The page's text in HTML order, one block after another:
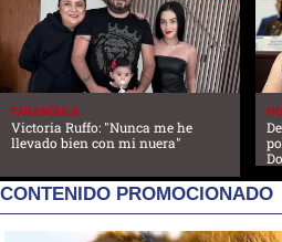
FARANDULA
Victoria Ruffo: "Nunca me he
llevado bien con mi nuera"
CONTENIDO PROMOCIONADO